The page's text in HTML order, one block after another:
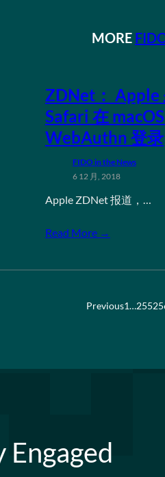
MORE
ZDNet： Apple
Safari 在
WebAuthn 登录
FIDO in the News
6 12 月, 2018
Apple ZDNet 报道，…
Read More →
Previous1…255
Engaged